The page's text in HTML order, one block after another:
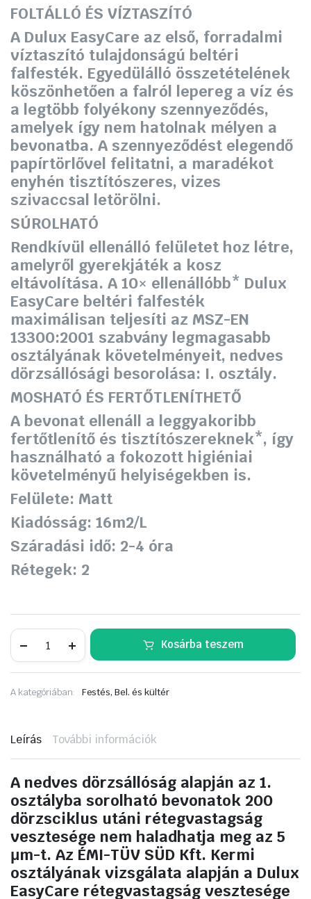
FOLTÁLLÓ ÉS VÍZTASZÍTÓ
A Dulux EasyCare az első, forradalmi
víztaszító tulajdonságú beltéri
falfesték. Egyedülálló összetételének
köszönhetően a falról lepereg a víz és
a legtöbb folyékony szennyeződés,
amelyek így nem hatolnak mélyen a
bevonatba. A szennyeződést elegendő
papírtörlővel felitatni, a maradékot
enyhén tisztítószeres, vizes
szivaccsal letörölni.
SÚROLHATÓ
Rendkívül ellenálló felületet hoz létre,
amelyről gyerekjáték a kosz
eltávolítása. A 10× ellenállóbb* Dulux
EasyCare beltéri falfesték
maximálisan teljesíti az MSZ-EN
13300:2001 szabvány legmagasabb
osztályának követelményeit, nedves
dörzsállósági besorolása: I. osztály.
MOSHATÓ ÉS FERTŐTLENÍTHETŐ
A bevonat ellenáll a leggyakoribb
fertőtlenítő és tisztítószereknek*, így
használható a fokozott higiéniai
követelményű helyiségekben is.
Felülete: Matt
Kiadósság: 16m2/L
Száradási idő: 2-4 óra
Rétegek: 2
EasyCare
liter
fehér
Kosárba teszem
A kategóriában: Festés, Bel. és kültér
Leírás További információk
A nedves dörzsállóság alapján az 1.
osztályba sorolható bevonatok 200
dörzsciklus utáni rétegvastagság
vesztesége nem haladhatja meg az 5
μm-t. Az ÉMI-TÜV SÜD Kft. Kermi
osztályának vizsgálata alapján a Dulux
EasyCare rétegvastagság vesztesége